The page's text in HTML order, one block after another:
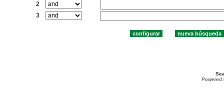
2
3
Powered